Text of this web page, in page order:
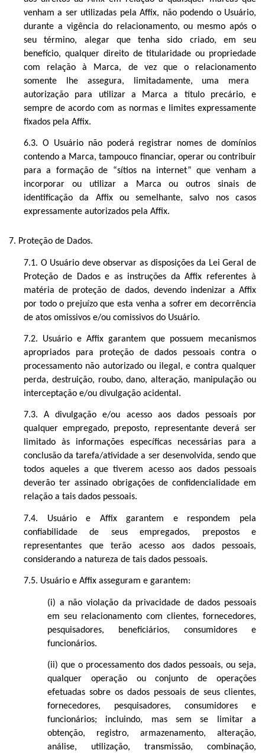
venham a ser utilizadas pela Affix, não podendo o Usuário,
durante a vigência do relacionamento, ou mesmo após o
seu término, alegar que tenha sido criado, em seu
benefício, qualquer direito de titularidade ou propriedade
com relação à Marca, de vez que o relacionamento
somente lhe assegura,
limitadamente, uma mera
autorização para utilizar a Marca a título precário, e
sempre de acordo com as normas e limites expressamente
fixados pela Affix.
6.3. O Usuário não poderá registrar nomes de domínios
contendo a Marca, tampouco financiar, operar ou contribuir
para a formação de “sítios na internet” que venham a
incorporar ou utilizar a Marca ou outros sinais de
identificação da Affix ou semelhante, salvo nos casos
expressamente autorizados pela Affix.
7. Proteção de Dados.
7.1. O Usuário deve observar as disposições da Lei Geral de
Proteção de Dados e as instruções da Affix referentes à
matéria de proteção de dados, devendo indenizar a Affix
por todo o prejuízo que esta venha a sofrer em decorrência
de atos omissivos e/ou comissivos do Usuário.
7.2. Usuário e Affix garantem que possuem mecanismos
apropriados para proteção de dados pessoais contra o
processamento não autorizado ou ilegal, e contra qualquer
perda, destruição, roubo, dano, alteração, manipulação ou
interceptação e/ou divulgação acidental.
7.3. A divulgação e/ou acesso aos dados pessoais por
qualquer empregado, preposto, representante deverá ser
limitado às informações específicas necessárias para a
conclusão da tarefa/atividade a ser desenvolvida, sendo que
todos aqueles a que tiverem acesso aos dados pessoais
deverão ter assinado obrigações de confidencialidade em
relação a tais dados pessoais.
7.4. Usuário e Affix garantem e respondem pela
confiabilidade de seus empregados, prepostos e
representantes que terão acesso aos dados pessoais,
considerando a natureza de tais dados pessoais.
7.5. Usuário e Affix asseguram e garantem:
(i) a não violação da privacidade de dados pessoais
em seu relacionamento com clientes, fornecedores,
pesquisadores, beneficiários, consumidores e
funcionários.
(ii) que o processamento dos dados pessoais, ou seja,
qualquer operação ou conjunto de operações
efetuadas sobre os dados pessoais de seus clientes,
fornecedores, pesquisadores, consumidores e
funcionários; incluindo, mas sem se limitar a
obtenção, registro, armazenamento, alteração,
análise, utilização, transmissão, combinação,